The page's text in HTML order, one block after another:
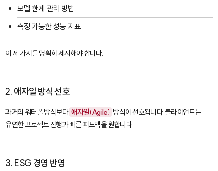
모델 한계 관리 방법
측정 가능한 성능 지표
이 세 가지를 명확히 제시해야 합니다.
2. 애자일 방식 선호
과거의 워터폴 방식보다 애자일(Agile) 방식이 선호됩니다. 클라이언트는
유연한 프로젝트 진행과 빠른 피드백을 원합니다.
3. ESG 경영 반영